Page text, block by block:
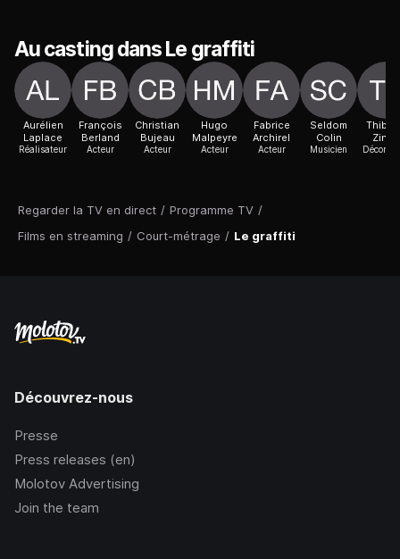
Regarder la TV en direct / Programme TV /
Films en streaming / Court-métrage / Le graffiti
Au casting dans Le graffiti
Aurélien
Laplace
Réalisateur
François
Berland
Acteur
Christian
Bujeau
Acteur
Hugo
Malpeyre
Acteur
Fabrice
Archirel
Acteur
Seldom
Colin
Musicien
Zindy
Découvrez-nous
Presse
Press releases (en)
Molotov Advertising
Join the team